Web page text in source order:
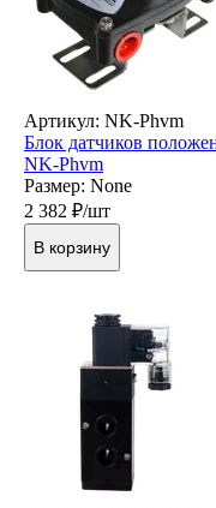
Артикул: NK-Phvm
Блок датчиков
NK-Phvm
Размер: None
2 382 ₽/шт
В корзину